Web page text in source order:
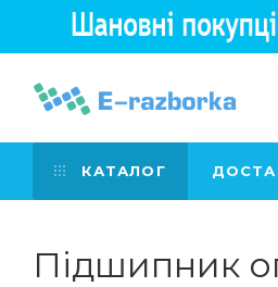
КАТАЛОГ
Підшипник